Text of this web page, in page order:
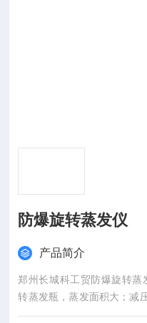
防爆旋转蒸发仪
产品简介
郑州长城科工贸防爆旋转蒸
转蒸发瓶，蒸发面积大；减
液高效扩散蒸发。可用于